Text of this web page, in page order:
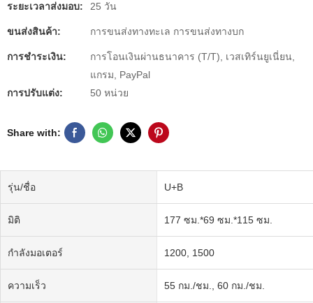
ระยะเวลาส่งมอบ: 25 วัน
ขนส่งสินค้า: การขนส่งทางทะเล การขนส่งทางบก
การชำระเงิน:
การโอนเงินผ่านธนาคาร (T/T), เวสเทิร์นยูเนี่ยน,
แกรม, PayPal
การปรับแต่ง:
50 หน่วย
Share with:
รุ่น/ชื่อ U+B
มิติ 177 ซม.*69 ซม.*115 ซม.
กำลังมอเตอร์ 1200, 1500
ความเร็ว 55 กม./ชม., 60 กม./ชม.